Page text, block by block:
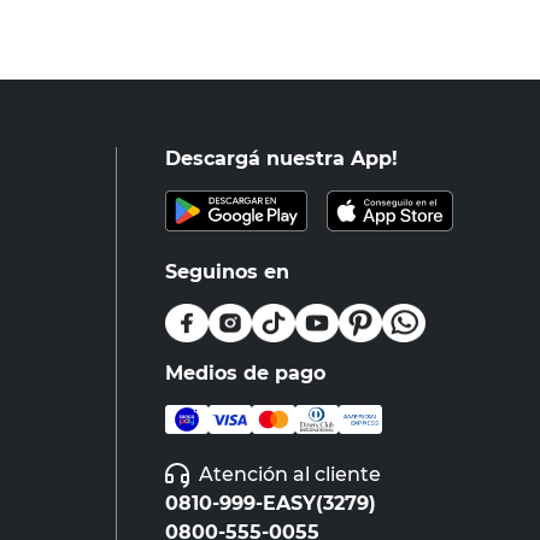
Descargá nuestra App!
Seguinos en
Medios de pago
Atención al cliente
0810-999-EASY(3279)
0800-555-0055